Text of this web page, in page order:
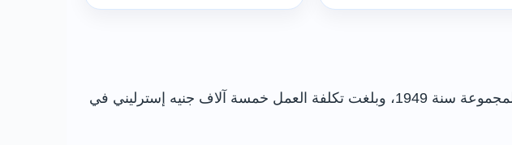
كلف رجل الأعمال المحلي فيليب إي إف كلاي النحات جيمس آرثر وودفورد بتصميم المجموعة سنة 1949، وبلغت تكلفة العمل خمسة آلاف جنيه إسترليني في